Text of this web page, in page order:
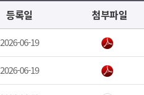
등록일 첨부파일
2026-06-19
2026-06-19